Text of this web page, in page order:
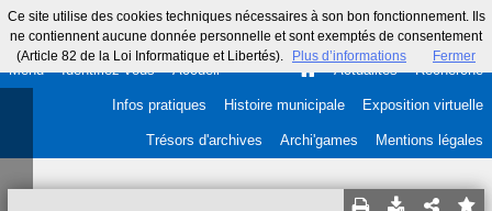
Ce site utilise des cookies techniques nécessaires à son bon fonctionnement. Ils
ne contiennent aucune donnée personnelle et sont exemptés de consentement
(Article 82 de la Loi Informatique et Libertés).
Plus d’informations Fermer
Menu Identifiez-vous Accueil Actualités Recherche
Infos pratiques Histoire municipale Exposition virtuelle
Trésors d'archives Archi'games Mentions légales